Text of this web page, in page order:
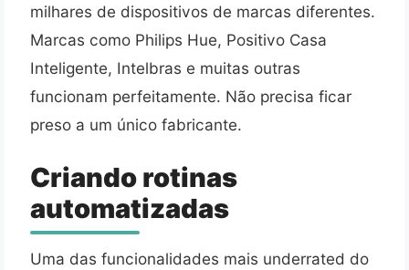
milhares de dispositivos de marcas diferentes.
Marcas como Philips Hue, Positivo Casa
Inteligente, Intelbras e muitas outras
funcionam perfeitamente. Não precisa ficar
preso a um único fabricante.
Criando rotinas
automatizadas
Uma das funcionalidades mais underrated do